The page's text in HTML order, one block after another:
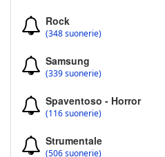
Rock
(348 suonerie)
Samsung
(339 suonerie)
Spaventoso - Horror
(116 suonerie)
Strumentale
(506 suonerie)